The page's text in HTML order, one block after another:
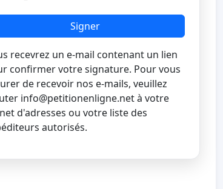
Signer
recevrez un e-mail contenant un lien
confirmer votre signature. Pour vous
de recevoir nos e-mails, veuillez
info@petitionenligne.netà votre
d'adresses ou votre liste des
autorisés.